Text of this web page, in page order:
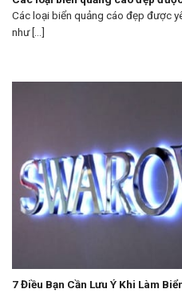
Các loại biển quảng cáo đẹp được
như [...]
7 Điều Bạn Cần Lưu Ý Khi Làm